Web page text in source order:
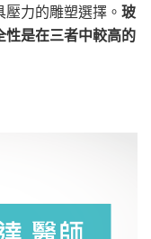
力的雕塑選擇。 玻
是在三者中較高的